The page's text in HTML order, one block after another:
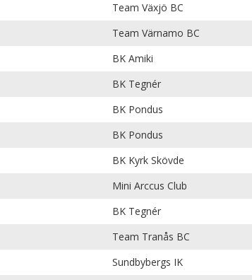
Team Växjö BC
Team Värnamo BC
BK Amiki
BK Tegnér
BK Pondus
BK Pondus
BK Kyrk Skövde
Mini Arccus Club
BK Tegnér
Team Tranås BC
Sundbybergs IK